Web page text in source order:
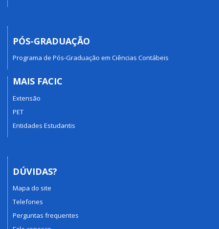
PÓS-GRADUAÇÃO
Programa de Pós-Graduação em Ciências Contábeis
MAIS FACIC
Extensão
PET
Entidades Estudantis
DÚVIDAS?
Mapa do site
Telefones
Perguntas frequentes